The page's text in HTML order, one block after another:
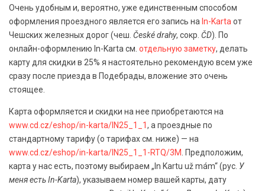
Очень удобным и, вероятно, уже единственным способом
оформления проездного является его запись на In-Karta от
Чешских железных дорог (чеш. České drahy, сокр. ČD). По
онлайн-оформлению In-Karta см. отдельную заметку, делать
карту для скидки в 25% я настоятельно рекомендую всем уже
сразу после приезда в Подебрады, вложение это очень
стоящее.
Карта оформляется и скидки на нее приобретаются на
www.cd.cz/eshop/in-karta/IN25_1_1, а проездные по
стандартному тарифу (о тарифах см. ниже) — на
www.cd.cz/eshop/in-karta/IN25_1_1-RTQ/3M . Предположим,
карта у нас есть, поэтому выбираем „In Kartu už mám“ (рус. У
меня есть In-Karta), указываем номер вашей карты, дату